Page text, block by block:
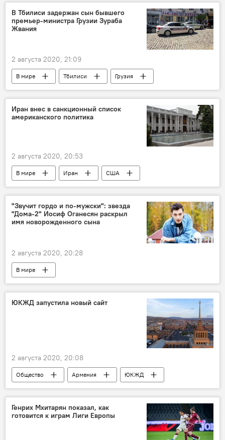
В Тбилиси задержан сын бывшего
премьер-министра Грузии Зураба
Жвания
2 августа 2020, 21:09
В мире Тбилиси
Грузия
премьер-министр
Иран внес в санкционный список
американского политика
2 августа 2020, 20:53
В мире Иран
США
санкции
"Звучит гордо и по-мужски": звезда
"Дома-2" Иосиф Оганесян раскрыл
имя новорожденного сына
2 августа 2020, 20:28
В мире
ЮКЖД запустила новый сайт
2 августа 2020, 20:08
Общество Армения
ЮКЖД
Новости Армения
сайт
Генрих Мхитарян показал, как
готовится к играм Лиги Европы